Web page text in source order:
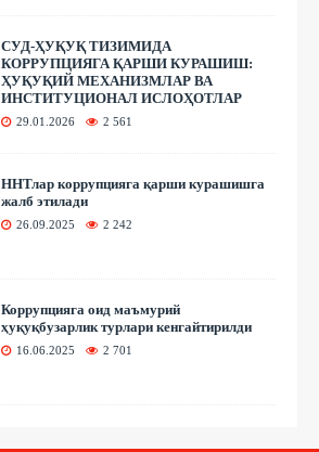
СУД-ҲУҚУҚ ТИЗИМИДА
КОРРУПЦИЯГА ҚАРШИ КУРАШИШ:
ҲУҚУҚИЙ МЕХАНИЗМЛАР ВА
ИНСТИТУЦИОНАЛ ИСЛОҲОТЛАР
29.01.2026 2 561
ННТлар коррупцияга қарши курашишга
жалб этилади
26.09.2025 2 242
Коррупцияга оид маъмурий
ҳуқуқбузарлик турлари кенгайтирилди
16.06.2025 2 701